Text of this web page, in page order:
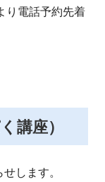
り電話予約先着
講座）
します。